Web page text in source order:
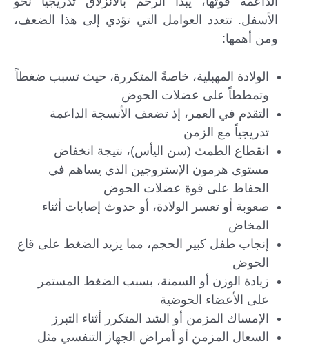
الأسفل. تتعدد العوامل التي تؤدي إلى هذا الضعف،
ومن أهمها:
الولادة المهبلية، خاصةً المتكررة، حيث تسبب ضغطاً
وتمططاً على عضلات الحوض
التقدم في العمر، إذ تضعف الأنسجة الداعمة
تدريجياً مع الزمن
انقطاع الطمث (سن اليأس)، نتيجة انخفاض
مستوى هرمون الإستروجين الذي يساهم في
الحفاظ على قوة عضلات الحوض
صعوبة أو تعسر الولادة، أو حدوث إصابات أثناء
المخاض
إنجاب طفل كبير الحجم، مما يزيد الضغط على قاع
الحوض
زيادة الوزن أو السمنة، بسبب الضغط المستمر
على الأعضاء الحوضية
الإمساك المزمن أو الشد المتكرر أثناء التبرز
السعال المزمن أو أمراض الجهاز التنفسي مثل